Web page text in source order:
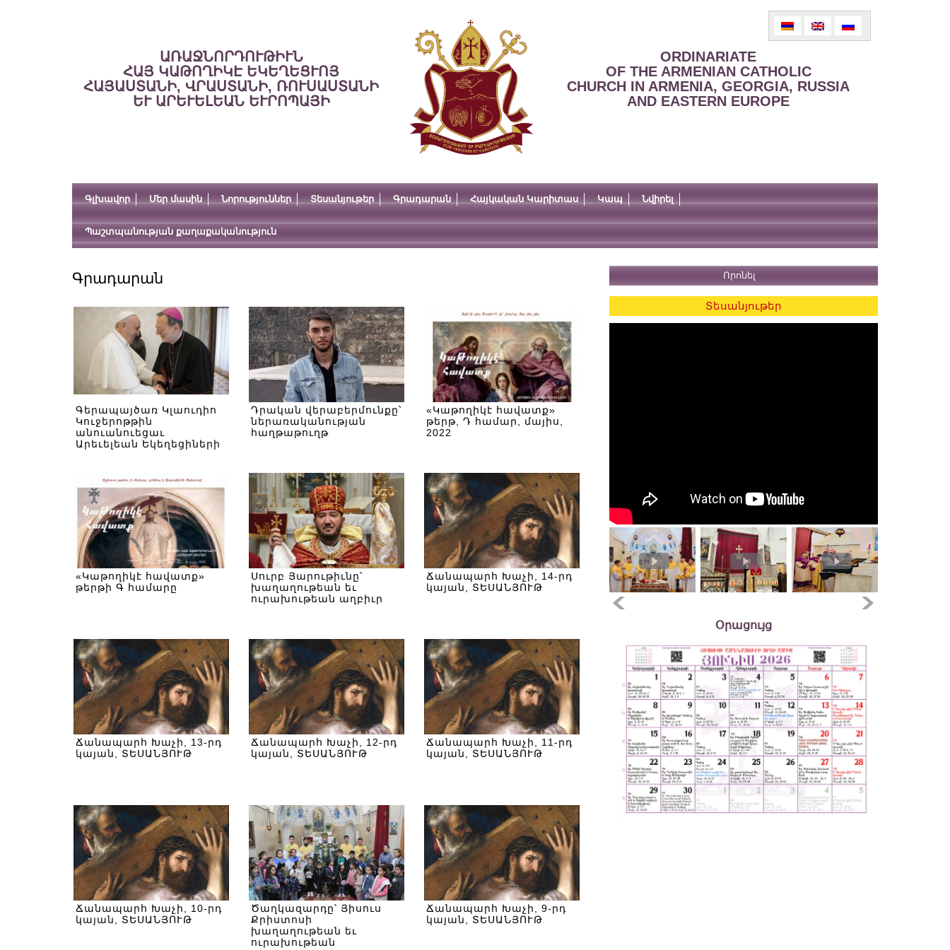
ԱՌԱՋՆՈՐԴՈՒԹԻՒՆ
ՀԱՅ ԿԱԹՈՂԻԿԷ ԵԿԵՂԵՑՒՈՅ
ՀԱՅԱՍՏԱՆԻ, ՎՐԱՍՏԱՆԻ, ՌՈՒՍԱՍՏԱՆԻ
ԵՒ ԱՐԵՒԵԼԵԱՆ ԵՒՐՈՊԱՅԻ
ORDINARIATE
OF THE ARMENIAN CATHOLIC
CHURCH IN ARMENIA, GEORGIA, RUSSIA
AND EASTERN EUROPE
Գլխավոր Մեր մասին Նորություններ Տեսանյութեր Գրադարան Հայկական Կարիտաս Կապ Նվիրել
Պաշտպանության քաղաքականություն
Գրադարան
Գերապայծառ Կլաուդիո
Կուջերոթթին
անուանուեցաւ
Արեւելեան Եկեղեցիների
Դրական վերաբերմունքը՝
ներառականության
հաղթաթուղթ
«Կաթողիկէ հավատք»
թերթ, Դ համար, մայիս,
2022
«Կաթողիկէ հավատք»
թերթի Գ համարը
Սուրբ Յարութիւնը՝
խաղաղութեան եւ
ուրախութեան աղբիւր
Ճանապարհ Խաչի, 14-րդ
կայան, ՏԵՍԱՆՅՈՒԹ
Ճանապարհ Խաչի, 13-րդ
կայան, ՏԵՍԱՆՅՈՒԹ
Ճանապարհ Խաչի, 12-րդ
կայան, ՏԵՍԱՆՅՈՒԹ
Ճանապարհ Խաչի, 11-րդ
կայան, ՏԵՍԱՆՅՈՒԹ
Ճանապարհ Խաչի, 10-րդ
կայան, ՏԵՍԱՆՅՈՒԹ
Ծաղկազարդը՝ Յիսուս
Քրիստոսի
խաղաղութեան եւ
ուրախութեան
Ճանապարհ Խաչի, 9-րդ
կայան, ՏԵՍԱՆՅՈՒԹ
Տեսանյութեր
Օրացույց